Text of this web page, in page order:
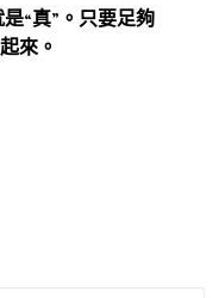
“真”。只要足夠
來。